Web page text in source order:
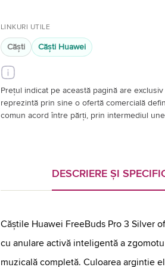
LINKURI UTILE
Căşti Căşti Huawei
Prețul indicat pe această pagină are
reprezintă prin sine o ofertă comercială
comun acord între părți, prin intermediul
DESCRIERE ȘI
Căștile Huawei FreeBuds Pro 3 Silver
cu anulare activă inteligentă a
muzicală completă. Culoarea argintie